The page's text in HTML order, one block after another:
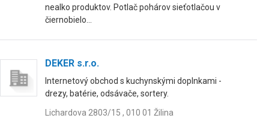
nealko produktov. Potlač pohárov sieťotlačou v
čiernobielo...
DEKER s.r.o.
Internetový obchod s kuchynskými doplnkami -
drezy, batérie, odsávače, sortery.
Lichardova 2803/15 , 010 01 Žilina